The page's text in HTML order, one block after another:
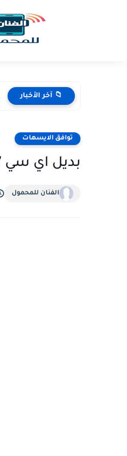
📁 آخر الأخبار
توافق الايسهات
بديل اي سي PM8937
الفنان للمحمول